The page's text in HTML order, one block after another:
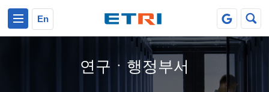
En
연구ㆍ행정부서